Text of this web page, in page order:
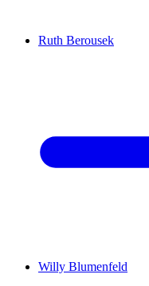
Ruth Berousek
Willy Blumenfeld